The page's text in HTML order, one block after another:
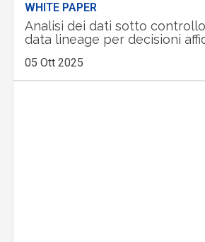
WHITE PAPER
Analisi dei dati sotto
data lineage per decisioni
05 Ott 2025